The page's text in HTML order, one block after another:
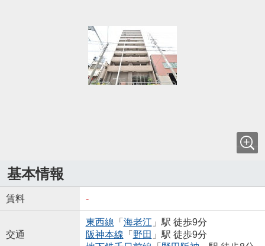
基本情報
賃料 -
交通
東西線 「 海老江 」駅 徒歩9分
阪神本線 「 野田 」駅 徒歩9分